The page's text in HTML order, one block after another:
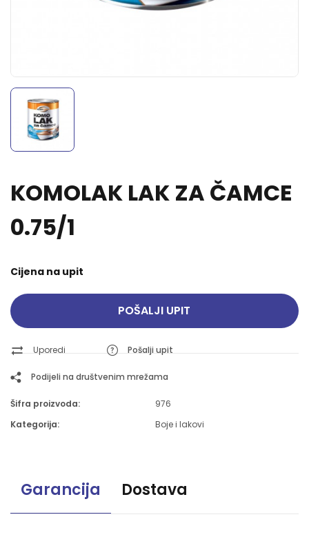
KOMOLAK LAK ZA ČAMCE
0.75/1
Cijena na upit
POŠALJI UPIT
Uporedi Pošalji upit
Podijeli na društvenim mrežama
Šifra proizvoda:
976
Kategorija:
Boje i lakovi
Garancija Dostava